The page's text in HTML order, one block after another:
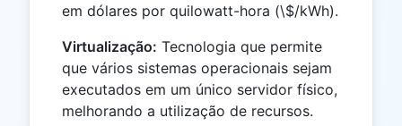
em dólares por quilowatt-hora (\$/kWh).
Virtualização: Tecnologia que permite
que vários sistemas operacionais sejam
executados em um único servidor físico,
melhorando a utilização de recursos.